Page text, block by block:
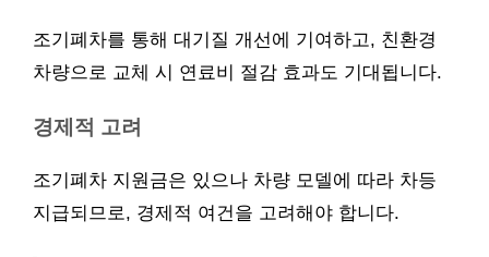
조기폐차를 통해 대기질 개선에 기여하고, 친환경
차량으로 교체 시 연료비 절감 효과도 기대됩니다.
경제적 고려
조기폐차 지원금은 있으나 차량 모델에 따라 차등
지급되므로, 경제적 여건을 고려해야 합니다.